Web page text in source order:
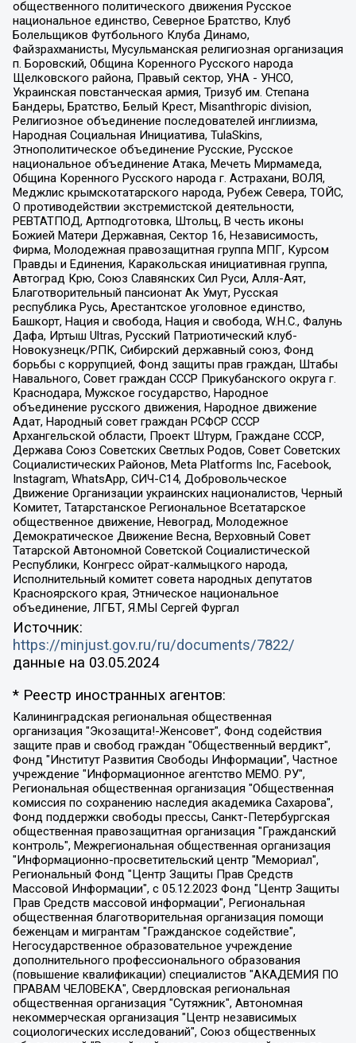
общественного политического движения Русское
национальное единство, Северное Братство, Клуб
Болельщиков Футбольного Клуба Динамо,
Файзрахманисты, Мусульманская религиозная организация
п. Боровский, Община Коренного Русского народа
Щелковского района, Правый сектор, УНА - УНСО,
Украинская повстанческая армия, Тризуб им. Степана
Бандеры, Братство, Белый Крест, Misanthropic division,
Религиозное объединение последователей инглиизма,
Народная Социальная Инициатива, TulaSkins,
Этнополитическое объединение Русские, Русское
национальное объединение Атака, Мечеть Мирмамеда,
Община Коренного Русского народа г. Астрахани, ВОЛЯ,
Меджлис крымскотатарского народа, Рубеж Севера, ТОЙС,
О противодействии экстремистской деятельности,
РЕВТАТПОД, Артподготовка, Штольц, В честь иконы
Божией Матери Державная, Сектор 16, Независимость,
Фирма, Молодежная правозащитная группа МПГ, Курсом
Правды и Единения, Каракольская инициативная группа,
Автоград Крю, Союз Славянских Сил Руси, Алля-Аят,
Благотворительный пансионат Ак Умут, Русская
республика Русь, Арестантское уголовное единство,
Башкорт, Нация и свобода, Нация и свобода, W.H.С., Фалунь
Дафа, Иртыш Ultras, Русский Патриотический клуб-
Новокузнецк/РПК, Сибирский державный союз, Фонд
борьбы с коррупцией, Фонд защиты прав граждан, Штабы
Навального, Совет граждан СССР Прикубанского округа г.
Краснодара, Мужское государство, Народное
объединение русского движения, Народное движение
Адат, Народный совет граждан РСФСР СССР
Архангельской области, Проект Штурм, Граждане СССР,
Держава Союз Советских Светлых Родов, Совет Советских
Социалистических Районов, Meta Platforms Inc, Facebook,
Instagram, WhatsApp, СИЧ-С14, Добровольческое
Движение Организации украинских националистов, Черный
Комитет, Татарстанское Региональное Всетатарское
общественное движение, Невоград, Молодежное
Демократическое Движение Весна, Верховный Совет
Татарской Автономной Советской Социалистической
Республики, Конгресс ойрат-калмыцкого народа,
Исполнительный комитет совета народных депутатов
Красноярского края, Этническое национальное
объединение, ЛГБТ, Я.МЫ Сергей Фургал
Источник:
https://minjust.gov.ru/ru/documents/7822/
данные на 03.05.2024
* Реестр иностранных агентов:
Калининградская региональная общественная организация "Экозащита!-Женсовет", Фонд содействия защите прав и свобод граждан "Общественный вердикт", Фонд "Институт Развития Свободы Информации", Частное учреждение "Информационное агентство МЕМО. РУ", Региональная общественная организация "Общественная комиссия по сохранению наследия академика Сахарова", Фонд поддержки свободы прессы, Санкт-Петербургская общественная правозащитная организация "Гражданский контроль", Межрегиональная общественная организация "Информационно-просветительский центр "Мемориал", Региональный Фонд "Центр Защиты Прав Средств Массовой Информации", с 05.12.2023 Фонд "Центр Защиты Прав Средств массовой информации", Региональная общественная благотворительная организация помощи беженцам и мигрантам "Гражданское содействие", Негосударственное образовательное учреждение дополнительного профессионального образования (повышение квалификации) специалистов "АКАДЕМИЯ ПО ПРАВАМ ЧЕЛОВЕКА", Свердловская региональная общественная организация "Сутяжник", Автономная некоммерческая организация "Центр независимых социологических исследований", Союз общественных объединений "Российский исследовательский центр по правам человека", Региональное общественное учреждение научно-информационный центр "МЕМОРИАЛ", Некоммерческая организация "Фонд защиты гласности", Автономная некоммерческая организация "Институт прав человека", Городская общественная организация "Екатеринбургское общество "МЕМОРИАЛ", Городская общественная организация "Рязанское историко-просветительское и правозащитное общество "Мемориал" (Рязанский Мемориал), Челябинский региональный орган общественной самодеятельности – женское общественное объединение "Женщины Евразии", Челябинский региональный орган общественной самодеятельности "Уральская правозащитная группа", Фонд содействия защите здоровья и социальной справедливости имени Андрея Рылькова, Автономная Некоммерческая Организация "Аналитический Центр Юрия Левады", Автономная некоммерческая организация социальной поддержки населения "Проект Апрель", Региональная общественная организация помощи женщинам и детям, находящимся в кризисной ситуации "Информационно-методический центр "Анна", Фонд содействия развитию массовых коммуникаций и правовому просвещению "Так-так-Так", Фонд содействия устойчивому развитию "Серебряная тайга", Свердловский региональный общественный фонд социальных проектов "Новое время", "Idel.Реалии", Кавказ.Реалии, Крым.Реалии, Телеканал Настоящее Время, Татаро-башкирская служба Радио Свобода (Azatliq Radiosi), Радио Свободная Европа/Радио Свобода (PCE/PC), "Сибирь.Реалии", "Фактограф", Благотворительный фонд помощи осужденным и их семьям, Автономная некоммерческая организация "Институт глобализации и социальных движений", Фонд "В защиту прав заключенных", Частное учреждение "Центр поддержки и содействия развитию средств массовой информации", Пензенский региональный общественный благотворительный фонд "Гражданский союз", "Север.Реалии", Некоммерческая организация Фонд "Правовая инициатива", Общество с ограниченной ответственностью "Радио Свободная Европа/Радио Свобода", Чешское информационное агентство "MEDIUM-ORIENT", Красноярская региональная общественная организация "Мы против СПИДа", Камалягин Денис Николаевич, Маркелов Сергей Евгеньевич, Пономарев Лев Александрович, Савицкая Людмила Алексеевна, Автономная некоммерческая организация "Центр по работе с проблемой насилия "НАСИЛИЮ.НЕТ", Межрегиональный профессиональный союз работников здравоохранения "Альянс врачей", Юридическое лицо, зарегистрированное в Латвийской Республике, SIA "Medusa Project" (регистрационный номер 40103797863, дата регистрации 10.06.2014), Некоммерческая организация "Фонд по борьбе с коррупцией", Автономная некоммерческая организация "Институт права и публичной политики", Баданин Роман Сергеевич, Гликин Максим Александрович, Железнова Мария Михайловна, Лукьянова Юлия Сергеевна, Маетная Елизавета Витальевна, Маняхин Петр Борисович, Чуракова Ольга Владимировна, Ярош Юлия Петровна, Юридическое лицо "The Insider SIA", зарегистрированное в Риге, Латвийская Республика (дата регистрации 26.06.2015), являющееся администратором доменного имени интернет-издания "The Insider SIA", https://theins.ru, Постернак Алексей Евгеньевич, Рубин Михаил Аркадьевич, Анин Роман Александрович, Юридическое лицо Istories fonds, зарегистрированное в Латвийской Республике (регистрационный номер 50008295751, дата регистрации 24.02.2020), Великовский Дмитрий Александрович, Долинина Ирина Николаевна, Мароховская Алеся Алексеевна, Шлейнов Роман Юрьевич, Шмагун Олеся Валентиновна, Общество с ограниченной ответственностью "Альтаир 2021", Общество с ограниченной ответственностью "Вега 2021", Общество с ограниченной ответственностью "Главный редактор 2021", Общество с ограниченной ответственностью "Ромашки монолит", Важенков Артем Валерьевич, Ивановская областная общественная организация "Центр гендерных исследований", Гурман Юрий Альбертович, Медиапроект "ОВД-Инфо", Егоров Владимир Владимирович, Жилинский Владимир Александрович, Общество с ограниченной ответственностью "ЗП", Иванова София Юрьевна, Карезина Инна Павловна, Кильтау Екатерина Викторовна, Петров Алексей Викторович, Пискунов Сергей Евгеньевич, Смирнов Сергей Сергеевич, Тихонов Михаил Сергеевич, Общество с ограниченной ответственностью "ЖУРНАЛИСТ-ИНОСТРАННЫЙ АГЕНТ", Арапова Галина Юрьевна, Вольтская Татьяна Анатольевна, Американская компания "Mason G.E.S. Anonymous Foundation" (США), являющаяся владельцем интернет-издания https://mnews.world/, Компания "Stichting Bellingcat", зарегистрированная в Нидерландах (дата регистрации 11.07.2018), Захаров Андрей Вячеславович, Клепиковская Екатерина Дмитриевна, Общество с ограниченной ответственностью "МЕМО", Перл Роман Александрович, Симонов Евгений Алексеевич, Соловьева Елена Анатольевна, Сотников Даниил Владимирович, Сурначева Елизавета Дмитриевна, Автономная некоммерческая организация по защите прав человека и информированию населения "Якутия – Наше Мнение", Общество с ограниченной ответственностью "Москоу диджитал медиа", с 26.01.2023 Общество с ограниченной ответственностью "Чайка Белые сады", Ветошкина Валерия Валерьевна, Заговора Максим Александрович, Межрегиональное общественное движение "Российская ЛГБТ - сеть", Оленичев Максим Владимирович, Павлов Иван Юрьевич, Скворцова Елена Сергеевна, Общество с ограниченной ответственностью "Как бы инагент", Кочетков Игорь Викторович, Общество с ограниченной ответственностью "Честные выборы", Еланчик Олег Александрович, Общество с ограниченной ответственностью "Нобелевский призыв", Гималова Регина Эмилевна, Григорьев Андрей Валерьевич, Григорьева Алина Александровна, Ассоциация по содействию защите прав призывников, альтернативнослужащих и военнослужащих "Правозащитная группа "Гражданин.Армия.Право", Хисамова Регина Фаритовна, Автономная некоммерческая организация по реализации социально-правовых программ "Лилит", Дальневосточное общественное движение "Маяк", Санкт-Петербургская ЛГБТ-инициативная группа "Выход", Инициативная группа ЛГБТ+ "Реверс", Алексеев Андрей Викторович, Бекбулатова Таисия Львовна, Беляев Иван Михайлович, Владыкина Елена Сергеевна, Гельман Марат Александрович, Никульшина Вероника Юрьевна, Толоконникова Надежда Андреевна, Шендерович Виктор Анатольевич, Общество с ограниченной ответственностью "Данное сообщение", Общество с ограниченной ответственностью Издательский дом "Новая глава", Айнбиндер Александра Александровна, Московский комьюнити-центр для ЛГБТ+инициатив, Благотворительный фонд развития филантропии, Deutsche Welle (Германия, Kurt-Schumacher-Strasse 3, 53113 Bonn), Борзунова Мария Михайловна, Воробьев Виктор Викторович, Голубева Анна Львовна, Константинова Алла Михайловна, Малкова Ирина Владимировна, Мурадов Мурад Абдулгалимович, Осетинская Елизавета Николаевна, Понасенков Евгений Николаевич, Ганапольский Матвей Юрьевич, Киселев Евгений Алексеевич, Борухович Ирина Григорьевна, Дремин Иван Тимофеевич, Дубровский Дмитрий Викторович, Красноярская региональная общественная организация поддержки и развития альтернативных образовательных технологий и межкультурных коммуникаций "ИНТЕРРА", Маяковская Екатерина Алексеевна, Фейгин Марк Захарович, Филимонов Андрей Викторович, Дзугкоева Регина Николаевна, Доброхотов Роман Александрович, Дудь Юрий Александрович, Елкин Сергей Владимирович, Кругликов Кирилл Игоревич, Сабунаева Мария Леонидовна, Семенов Алексей Владимирович, Шаинян Карен Багратович, Шульман Екатерина Михайловна, Асафьев Артур Валерьевич, Вахштайн Виктор Семенович, Венедиктов Алексей Алексеевич, Лушникова Екатерина Евгеньевна, Волков Леонид Михайлович, Невзоров Александр Глебович, Пархоменко Сергей Борисович, Сироткин Ярослав Николаевич, Кара-Мурза Владимир Владимирович, Баранова Наталья Владимировна, Гозман Леонид Яковлевич, Кагарлицкий Борис Юльевич, Климарев Михаил Валерьевич, Милов Владимир Станиславович, Автономная некоммерческая организация Краснодарский центр современного искусства "Типография", Моргенштерн Алишер Тагирович, Соболь Любовь Эдуардовна, Общество с ограниченной ответственностью "ЛИЗА НОРМ", Каспаров Гарри Кимович, Ходорковский Михаил Борисович, Общество с ограниченной ответственностью "Апрельские тезисы", Данилович Ирина Брониславовна, Кашин Олег Владимирович, Петров Николай Владимирович, Пивоваров Алексей Владимирович, Соколов Михаил Владимирович, Цветкова Юлия Владимировна, Чичваркин Евгений Александрович, Комитет против пыток/Команда против пыток, Общество с ограниченной ответственностью "Первый научный", Общество с ограниченной ответственностью "Вертолет и ко", Белоцерковская Вероника Борисовна, Кац Максим Евгеньевич, Лазарева Татьяна Юрьевна, Шаведдинов Руслан Табризович, Яшин Илья Валерьевич, Общество с ограниченной ответственностью "Иноагент ААВ", Алешковский Дмитрий Петрович, Альбац Евгения Марковна, Быков Дмитрий Львович, Галямина Юлия Евгеньевна, Лойко Сергей Леонидович, Мартынов Кирилл Константинович, Медведев Сергей Александрович, Крашенинников Федор Геннадиевич, Гордеева Катерина Вл